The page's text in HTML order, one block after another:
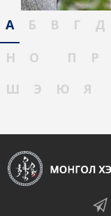
А Б В Г Д
Н
О П Р
Ш
Э Ю Я